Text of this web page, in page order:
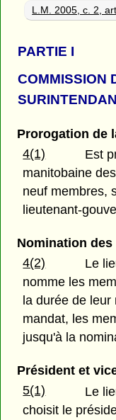
L.M. 2005, c. 2,
PARTIE I
COMMISSION
Prorogation de
4(1)
Est
manitobaine
neuf membres,
lieutenant-
Nomination des
4(2)
Le
nomme les
la durée de
mandat, les
jusqu'à la
Président et
5(1)
Le
choisit le